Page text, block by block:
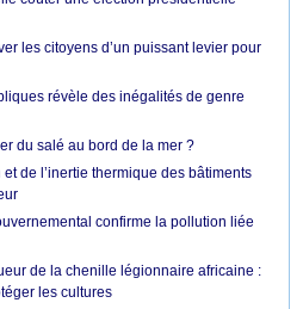
les citoyens d’un puissant levier pour
révèle des inégalités de genre
du salé au bord de la mer ?
de l’inertie thermique des bâtiments
confirme la pollution liée
de la chenille légionnaire africaine :
les cultures